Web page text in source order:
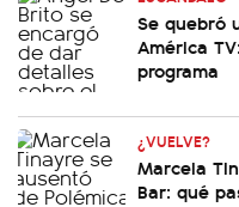
Se quebró
América
programa
¿VUELVE?
Marcela
Bar: qué